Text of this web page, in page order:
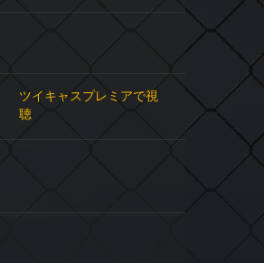
ツイキャスプレミアで視
聴